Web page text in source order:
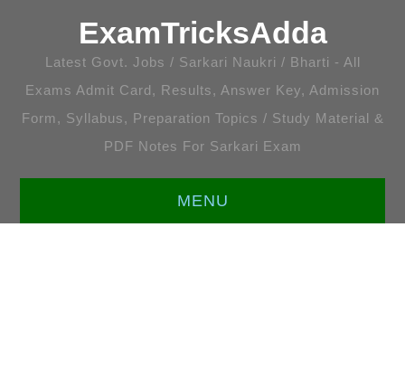
ExamTricksAdda
Latest Govt. Jobs / Sarkari Naukri / Bharti - All
Exams Admit Card, Results, Answer Key, Admission
Form, Syllabus, Preparation Topics / Study Material &
PDF Notes For Sarkari Exam
MENU